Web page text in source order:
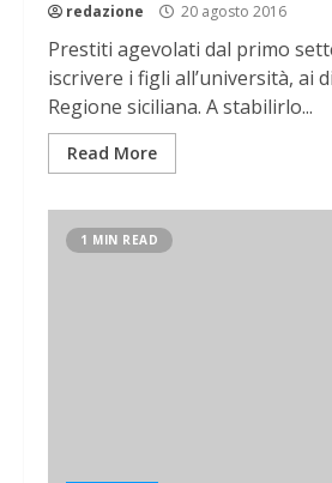
redazione 20 agosto 2016
Prestiti agevolati dal primo
iscrivere i figli all’università, ai
Regione siciliana. A stabilirlo...
Read More
1 MIN READ